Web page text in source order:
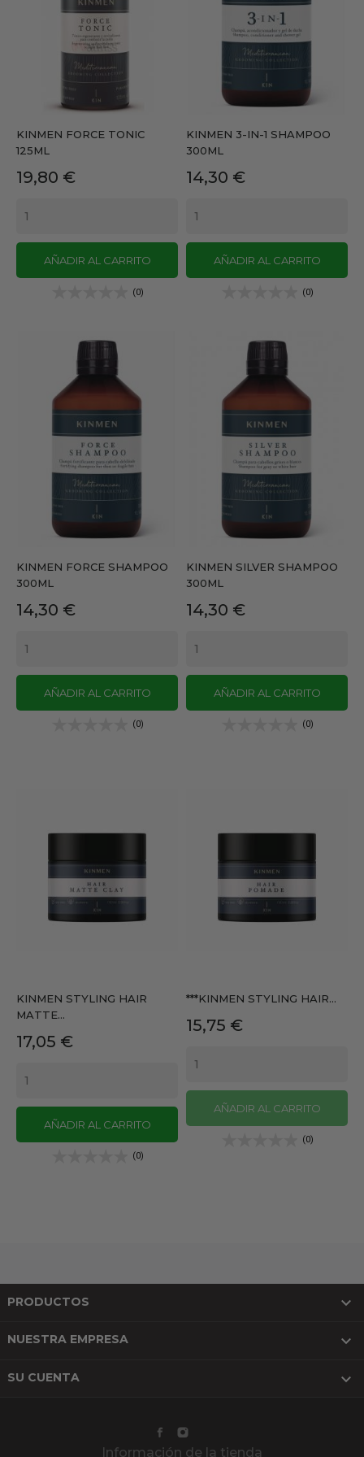
KINMEN FORCE TONIC
125ML
Precio
19,80 €
AÑADIR AL CARRITO
(0)
KINMEN 3-IN-1 SHAMPOO
300ML
Precio
14,30 €
AÑADIR AL CARRITO
(0)
KINMEN FORCE SHAMPOO
300ML
Precio
14,30 €
AÑADIR AL CARRITO
(0)
KINMEN SILVER SHAMPOO
300ML
Precio
14,30 €
AÑADIR AL CARRITO
(0)
KINMEN STYLING HAIR
MATTE...
Precio
17,05 €
AÑADIR AL CARRITO
(0)
***KINMEN STYLING HAIR...
Precio
15,75 €
AÑADIR AL CARRITO
(0)
PRODUCTOS 
NUESTRA EMPRESA 
SU CUENTA 
Información de la tienda